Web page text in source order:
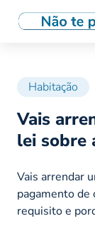
Habitação
Vais
lei sobre
Vais arrendar
pagamento de
requisito e